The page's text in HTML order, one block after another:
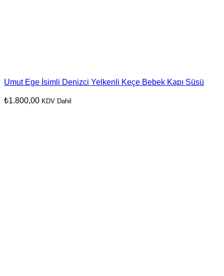
Umut Ege İsimli Denizci Yelkenli Keçe Bebek Kapı Süsü
₺1.800,00 KDV Dahil